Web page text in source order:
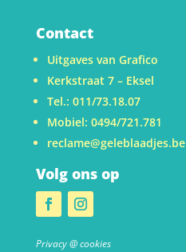
Contact
Uitgaves van Grafico
Kerkstraat 7 – Eksel
Tel.: 011/73.18.07
Mobiel: 0494/721.781
reclame@geleblaadjes.be
Volg ons op
Privacy @ cookies